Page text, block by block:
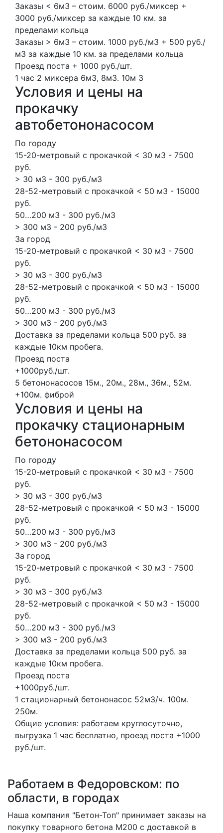
Заказы < 6м3 – стоим. 6000 руб./миксер +
3000 руб./миксер за каждые 10 км. за
пределами кольца
Заказы > 6м3 – стоим. 1000 руб./м3 + 500 руб./
м3 за каждые 10 км. за пределами кольца
Проезд поста + 1000 руб./шт.
1 час 2 миксера 6м3, 8м3. 10м 3
Условия и цены на
прокачку
автобетононасосом
По городу
15-20-метровый с прокачкой < 30 м3 - 7500
руб.
> 30 м3 - 300 руб./м3
28-52-метровый с прокачкой < 50 м3 - 15000
руб.
50…200 м3 - 300 руб./м3
> 300 м3 - 200 руб./м3
За город
15-20-метровый с прокачкой < 30 м3 - 7500
руб.
> 30 м3 - 300 руб./м3
28-52-метровый с прокачкой < 50 м3 - 15000
руб.
50…200 м3 - 300 руб./м3
> 300 м3 - 200 руб./м3
Доставка за пределами кольца 500 руб. за
каждые 10км пробега.
Проезд поста
+1000руб./шт.
5 бетононасосов 15м., 20м., 28м., 36м., 52м.
+100м. фиброй
Условия и цены на
прокачку стационарным
бетононасосом
По городу
15-20-метровый с прокачкой < 30 м3 - 7500
руб.
> 30 м3 - 300 руб./м3
28-52-метровый с прокачкой < 50 м3 - 15000
руб.
50…200 м3 - 300 руб./м3
> 300 м3 - 200 руб./м3
За город
15-20-метровый с прокачкой < 30 м3 - 7500
руб.
> 30 м3 - 300 руб./м3
28-52-метровый с прокачкой < 50 м3 - 15000
руб.
50…200 м3 - 300 руб./м3
> 300 м3 - 200 руб./м3
Доставка за пределами кольца 500 руб. за
каждые 10км пробега.
Проезд поста
+1000руб./шт.
1 стационарный бетононасос 52м3/ч. 100м.
250м.
Общие условия: работаем круглосуточно,
выгрузка 1 час бесплатно, проезд поста +1000
руб./шт.
Работаем в Федоровском: по
области, в городах
Наша компания "Бетон-Топ" принимает заказы на
покупку товарного бетона M200 с доставкой в